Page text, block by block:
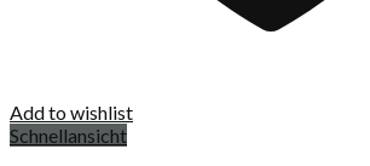
Add to wishlist
Schnellansicht